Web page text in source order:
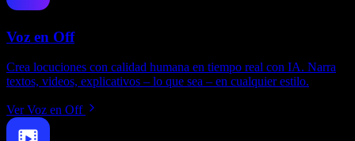
Voz en Off
Crea locuciones con calidad humana en tiempo real con IA. Narra
textos, videos, explicativos – lo que sea – en cualquier estilo.
Ver Voz en Off